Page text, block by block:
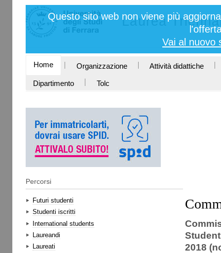
contenuti.
alla
navigazione
Strumenti
personaliQuesto sito web non viene più
Vai al nuovo
Laurea
SEZIONI
Home Organizzazione Attività didattiche
Dipartimento Tolc
Percorsi
Futuri studenti
Studenti iscritti
International students
Laureandi
Laureati
2018